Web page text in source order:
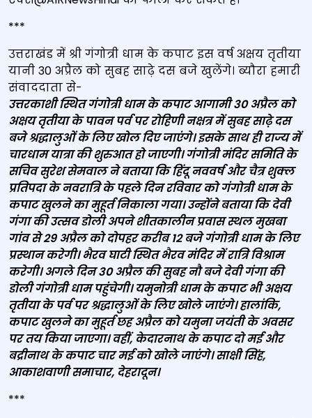
***
उत्तराखंड में श्री गंगोत्री धाम के कपाट इस वर्ष अक्षय तृतीया
यानी 30 अप्रैल को सुबह साढ़े दस बजे खुलेंगे। ब्यौरा हमारी
संवाददाता से-
उत्तरकाशी स्थित गंगोत्री धाम के कपाट आगामी 30 अप्रैल को
अक्षय तृतीया के पावन पर्व पर रोहिणी नक्षत्र में सुबह साढ़े दस
बजे श्रद्धालुओं के लिए खोल दिए जाएंगे। इसके साथ ही राज्य में
चारधाम यात्रा की शुरुआत हो जाएगी। गंगोत्री मंदिर समिति के
सचिव सुरेश सेमवाल ने बताया कि हिंदू नववर्ष और चैत्र शुक्ल
प्रतिपदा के नवरात्रि के पहले दिन रविवार को गंगोत्री धाम के
कपाट खुलने का मुहूर्त निकाला गया। उन्होंने बताया कि देवी
गंगा की उत्सव डोली अपने शीतकालीन प्रवास स्थल मुखबा
गांव से 29 अप्रैल को दोपहर करीब 12 बजे गंगोत्री धाम के लिए
प्रस्थान करेगी। भैरव घाटी स्थित भैरव मंदिर में रात्रि विश्राम
करेगी। अगले दिन 30 अप्रैल की सुबह नौ बजे देवी गंगा की
डोली गंगोत्री धाम पहुंचेगी। यमुनोत्री धाम के कपाट भी अक्षय
तृतीया के पर्व पर श्रद्धालुओं के लिए खोले जाएंगे। हालांकि,
कपाट खुलने का मुहूर्त छह अप्रैल को यमुना जयंती के अवसर
पर तय किया जाएगा। वहीं, केदारनाथ के कपाट दो मई और
बद्रीनाथ के कपाट चार मई को खोले जाएंगे। साक्षी सिंह,
आकाशवाणी समाचार, देहरादून।
***